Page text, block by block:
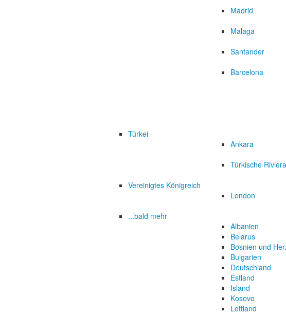
Madrid
Malaga
Santander
Barcelona
Türkei
Ankara
Türkische Riviera
Vereinigtes Königreich
London
...bald mehr
Albanien
Belarus
Bosnien und
Bulgarien
Deutschland
Estland
Island
Kosovo
Lettland